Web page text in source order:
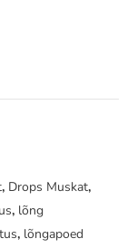
, Drops Muskat,
, lõng
, lõngapoed